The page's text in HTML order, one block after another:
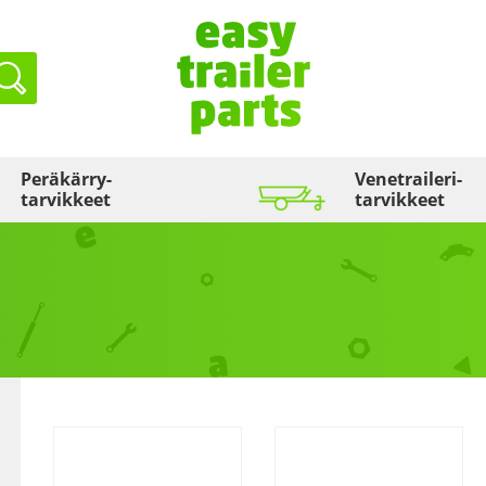
Peräkärry­
tarvikkeet
Venetraileri­
tarvikkeet